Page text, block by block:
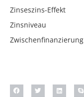
Zinseszins-Effekt
Zinsniveau
Zwischenfinanzierung